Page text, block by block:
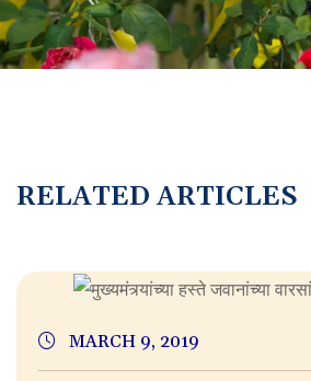
RELATED ARTICLES
MARCH 9, 2019